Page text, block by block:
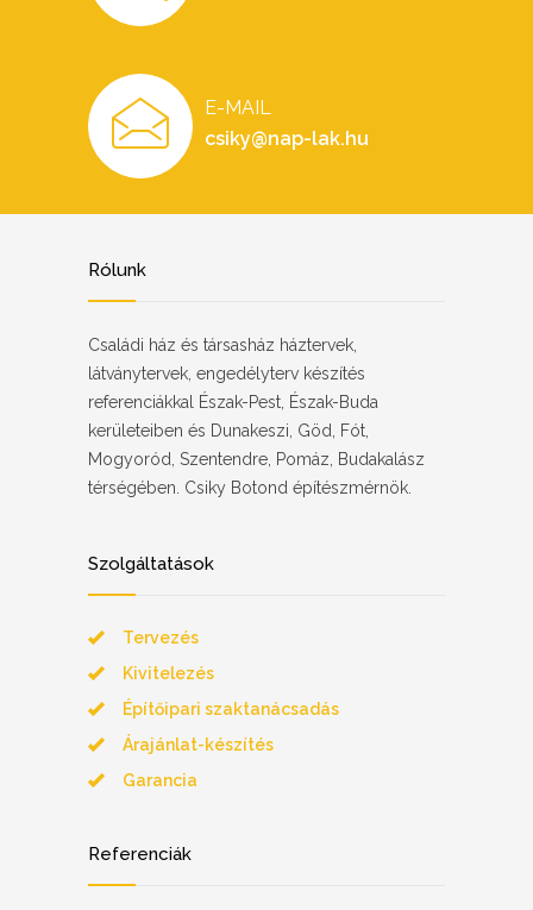
E-MAIL
csiky@nap-lak.hu
Rólunk
Családi ház és társasház háztervek,
látványtervek, engedélyterv készítés
referenciákkal Észak-Pest, Észak-Buda
kerületeiben és Dunakeszi, Göd, Fót,
Mogyoród, Szentendre, Pomáz, Budakalász
térségében. Csiky Botond építészmérnök.
Szolgáltatások
Tervezés
Kivitelezés
Építőipari szaktanácsadás
Árajánlat-készítés
Garancia
Referenciák